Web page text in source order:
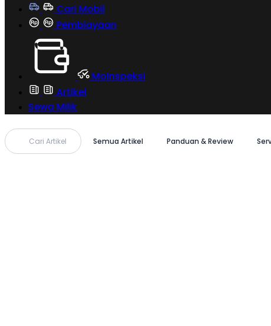
Cari Mobil
Pembiayaan
MoInspeksi
Artikel
Sewa Milik
Cari Artikel Semua Artikel Panduan & Review